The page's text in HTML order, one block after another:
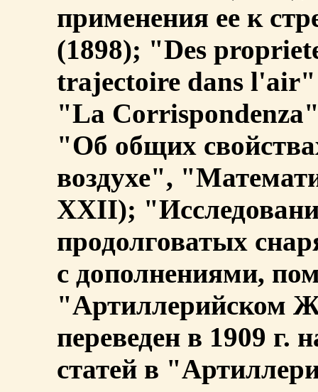
применения ее к
(1898); "Des
trajectoire dans
"La
"Об общих
воздухе",
XXII);
продолговатых
с дополнениями,
"Артиллерийском
переведен в 1909 г.
статей в